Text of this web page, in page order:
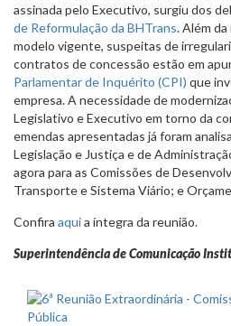
assinada pelo Executivo, surgiu dos
de Reformulação da BHTrans. Além
modelo vigente, suspeitas de
contratos de concessão estão em
Parlamentar de Inquérito (CPI) que
empresa. A necessidade de
Legislativo e Executivo em torno da
emendas apresentadas já foram
Legislação e Justiça e de
agora para as Comissões de
Transporte e Sistema Viário; e
Confira aquia íntegra da reunião.
Superintendência de Comunicação